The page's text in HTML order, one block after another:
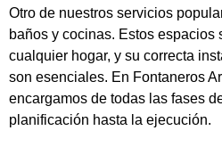
Otro de nuestros servicios
baños y cocinas. Estos espacios
cualquier hogar, y su correcta
son esenciales. En Fontaneros
encargamos de todas las fases
planificación hasta la ejecución.